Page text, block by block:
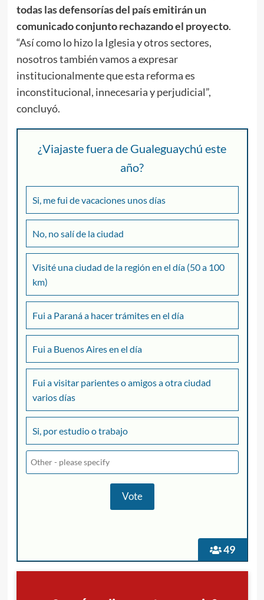
todas las defensorías del país emitirán un
comunicado conjunto rechazando el proyecto.
“Así como lo hizo la Iglesia y otros sectores,
nosotros también vamos a expresar
institucionalmente que esta reforma es
inconstitucional, innecesaria y perjudicial”,
concluyó.
49
¿Viajaste fuera de Gualeguaychú este
año?
Si, me fui de vacaciones unos días
No, no salí de la ciudad
Visité una ciudad de la región en el día (50 a 100
km)
Fui a Paraná a hacer trámites en el día
Fui a Buenos Aires en el día
Fui a visitar parientes o amigos a otra ciudad
varios días
Si, por estudio o trabajo